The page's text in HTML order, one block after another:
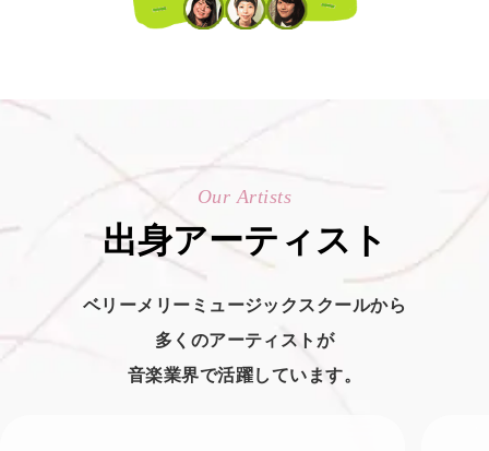
Our Artists
出身アーティスト
ベリーメリーミュージックスクールから
多くのアーティストが
音楽業界で活躍しています。